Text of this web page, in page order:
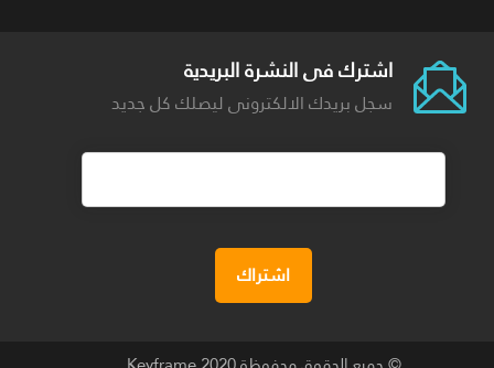
اشترك فى النشرة البريدية
سجل بريدك الالكترونى ليصلك كل جديد